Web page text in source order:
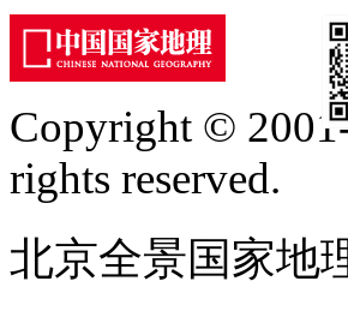
Copyright ©
rights reserved.
北京全景国家地